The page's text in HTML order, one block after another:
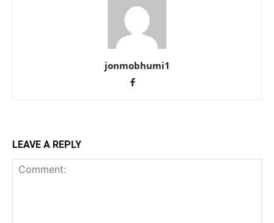
jonmobhumi1
LEAVE A REPLY